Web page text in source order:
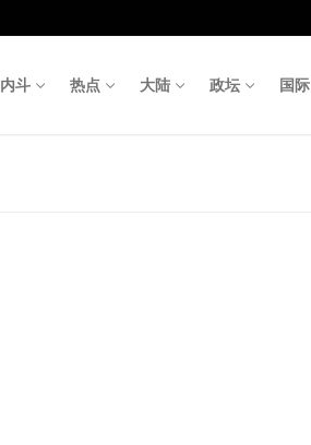
内斗 热点 大陆 政坛 国际